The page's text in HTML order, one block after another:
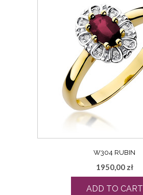
W304 RUBIN
1950,00 zł
ADD TO CART